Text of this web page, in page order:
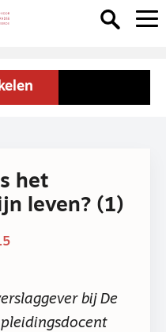
het
leven? (1)
bij De